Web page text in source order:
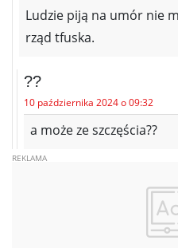
Ludzie piją na umór nie
rząd tfuska.
??
10 października 2024 o 09:32
a może ze szczęścia??